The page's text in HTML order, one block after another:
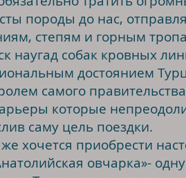
породы до нас,
степям и горным
наугад собак кровных
достоянием
самого
которые
саму цель поездки.
хочется приобрести
овчарка»-